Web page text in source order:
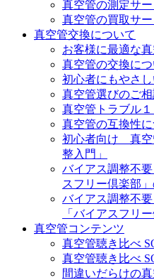
真空管の測定サー
真空管の買取サ
真空管交換について
お客様に最適な
真空管の交換につ
初心者にもやさ
真空管選びのご
真空管トラブル１
真空管の互換性
初心者向け 真空
整入門」
バイアス調整不
スフリー倶楽部
バイアス調整不
「バイアスフリ
真空管コンテンツ
真空管聴き比べ
真空管聴き比べ
間違いだらけの